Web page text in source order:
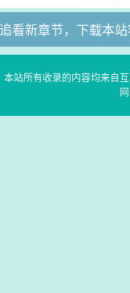
追看新章节，下载本
本站所有收录的内容均来自